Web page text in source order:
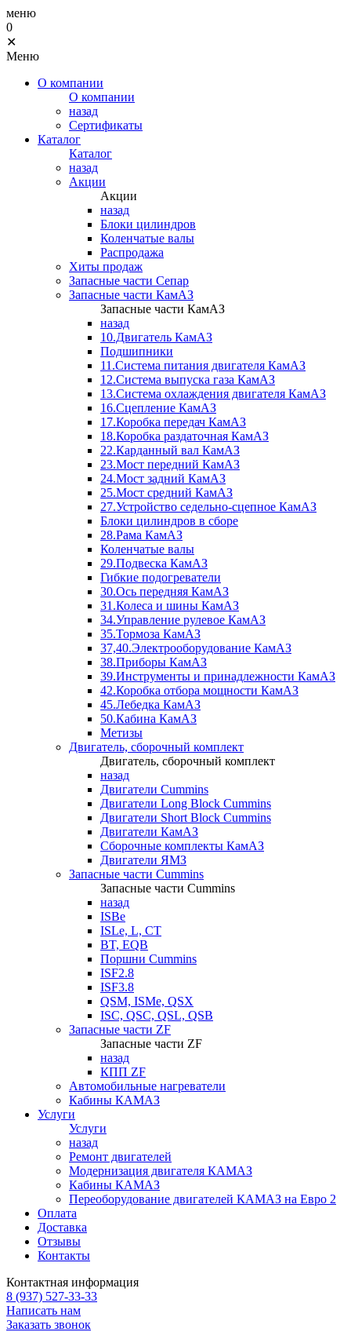
меню
0
✕
Меню
О компании
О компании
назад
Сертификаты
Каталог
Каталог
назад
Акции
Акции
назад
Блоки цилиндров
Коленчатые валы
Распродажа
Хиты продаж
Запасные части Сепар
Запасные части КамАЗ
Запасные части КамАЗ
назад
10.Двигатель КамАЗ
Подшипники
11.Система питания двигателя КамАЗ
12.Система выпуска газа КамАЗ
13.Система охлаждения двигателя КамАЗ
16.Сцепление КамАЗ
17.Коробка передач КамАЗ
18.Коробка раздаточная КамАЗ
22.Карданный вал КамАЗ
23.Мост передний КамАЗ
24.Мост задний КамАЗ
25.Мост средний КамАЗ
27.Устройство седельно-сцепное КамАЗ
Блоки цилиндров в сборе
28.Рама КамАЗ
Коленчатые валы
29.Подвеска КамАЗ
Гибкие подогреватели
30.Ось передняя КамАЗ
31.Колеса и шины КамАЗ
34.Управление рулевое КамАЗ
35.Тормоза КамАЗ
37,40.Электрооборудование КамАЗ
38.Приборы КамАЗ
39.Инструменты и принадлежности КамАЗ
42.Коробка отбора мощности КамАЗ
45.Лебедка КамАЗ
50.Кабина КамАЗ
Метизы
Двигатель, сборочный комплект
Двигатель, сборочный комплект
назад
Двигатели Cummins
Двигатели Long Bloсk Cummins
Двигатели Short Bloсk Cummins
Двигатели КамАЗ
Сборочные комплекты КамАЗ
Двигатели ЯМЗ
Запасные части Cummins
Запасные части Cummins
назад
ISBe
ISLe, L, CT
BT, EQB
Поршни Cummins
ISF2.8
ISF3.8
QSM, ISMe, QSX
ISC, QSC, QSL, QSB
Запасные части ZF
Запасные части ZF
назад
КПП ZF
Автомобильные нагреватели
Кабины КАМАЗ
Услуги
Услуги
назад
Ремонт двигателей
Модернизация двигателя КАМАЗ
Кабины КАМАЗ
Переоборудование двигателей КАМАЗ на Евро 2
Оплата
Доставка
Отзывы
Контакты
Контактная информация
8 (937) 527-33-33
Написать нам
Заказать звонок